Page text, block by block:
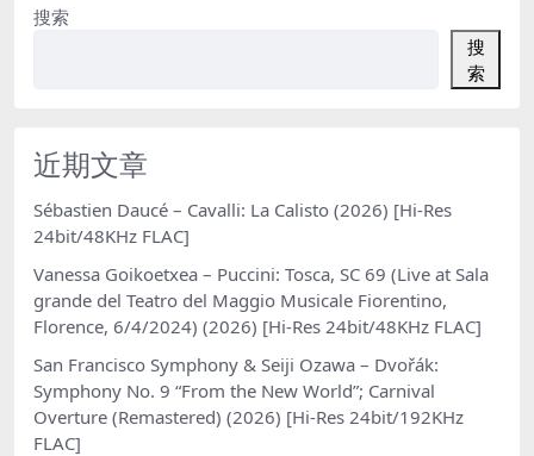
搜索
搜
索
近期文章
Sébastien Daucé – Cavalli: La Calisto (2026) [Hi-Res
24bit/48KHz FLAC]
Vanessa Goikoetxea – Puccini: Tosca, SC 69 (Live at Sala
grande del Teatro del Maggio Musicale Fiorentino,
Florence, 6/4/2024) (2026) [Hi-Res 24bit/48KHz FLAC]
San Francisco Symphony & Seiji Ozawa – Dvořák:
Symphony No. 9 “From the New World”; Carnival
Overture (Remastered) (2026) [Hi-Res 24bit/192KHz
FLAC]